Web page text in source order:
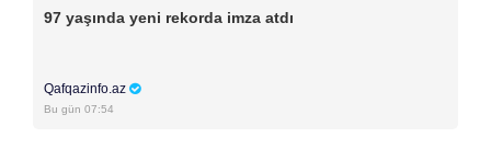
97 yaşında yeni rekorda imza atdı
Qafqazinfo.az
Bu gün 07:54